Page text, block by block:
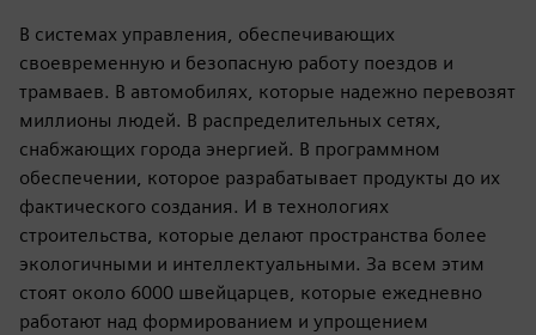
В системах управления, обеспечивающих
своевременную и безопасную работу поездов и
трамваев. В автомобилях, которые надежно перевозят
миллионы людей. В распределительных сетях,
снабжающих города энергией. В программном
обеспечении, которое разрабатывает продукты до их
фактического создания. И в технологиях
строительства, которые делают пространства более
экологичными и интеллектуальными. За всем этим
стоят около 6000 швейцарцев, которые ежедневно
работают над формированием и упрощением